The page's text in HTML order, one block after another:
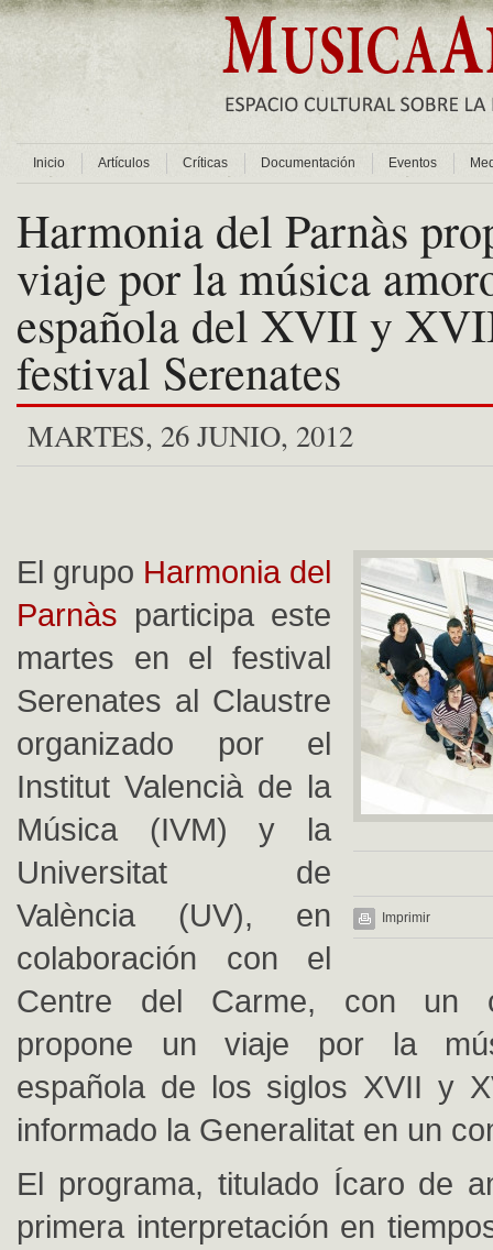
Inicio Artículos Críticas Documentación Eventos
Harmonia del Parnàs
viaje por la música
española del XVII y
festival Serenates
MARTES, 26 JUNIO, 2012
Imprimir
El grupo Harmonia del
Parnàs participa este
martes en el festival
Serenates al Claustre
organizado por el
Institut Valencià de la
Música (IVM) y la
Universitat de
València (UV), en
colaboración con el
Centre del Carme, con un
propone un viaje por la
española de los siglos XVII y
informado la Generalitat en un
El programa, titulado Ícaro de
primera interpretación en